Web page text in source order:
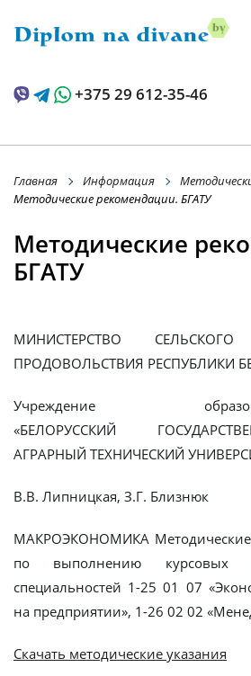
+375 29 612-35-46
Главная Информация
Методические рекомендации. БГАТУ
Методические
БГАТУ
МИНИСТЕРСТВО
ПРОДОВОЛЬСТВИЯ РЕСПУБЛИКИ
Учреждение
«БЕЛОРУССКИЙ
АГРАРНЫЙ ТЕХНИЧЕСКИЙ
В.В. Липницкая, З.Г. Близнюк
МАКРОЭКОНОМИКА Методические
по выполнению курсовых
специальностей 1-25 01 07
на предприятии», 1-26 02 02
Скачать методические указания